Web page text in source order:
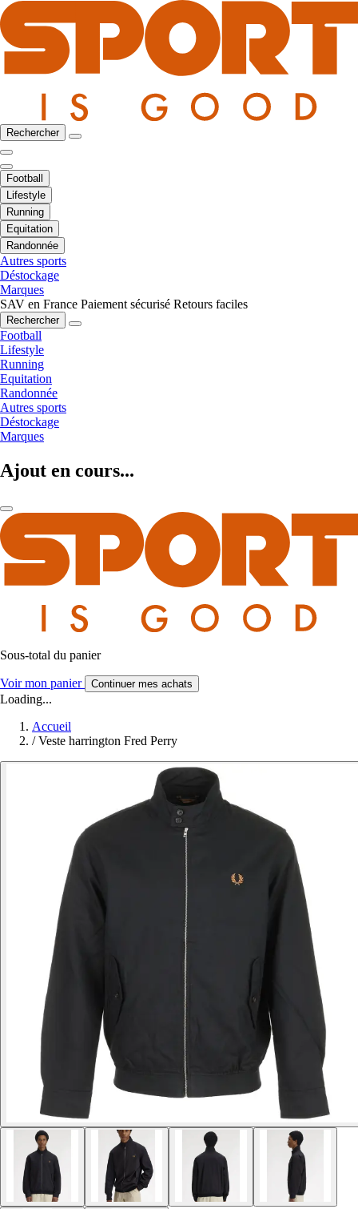
Rechercher
Football
Lifestyle
Running
Equitation
Randonnée
Autres sports
Déstockage
Marques
SAV en France Paiement sécurisé Retours faciles
Rechercher
Football
Lifestyle
Running
Equitation
Randonnée
Autres sports
Déstockage
Marques
Ajout en cours...
Sous-total du panier
Voir mon panier Continuer mes achats
Loading...
Accueil
/ Veste harrington Fred Perry